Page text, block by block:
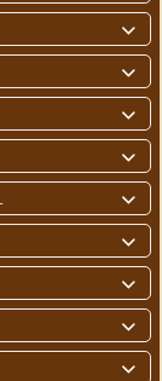








